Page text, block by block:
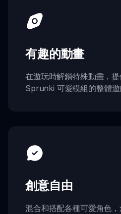
有趣的動畫
在遊玩時解鎖特殊動畫，
Sprunki 可愛模組的整體遊
創意自由
混合和搭配各種可愛角色